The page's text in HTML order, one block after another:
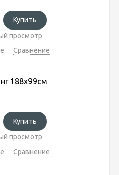
Купить
просмотр
Сравнение
188х99см
Купить
просмотр
Сравнение